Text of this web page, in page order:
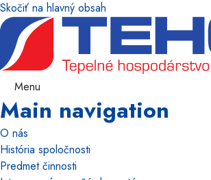
Skočiť na hlavný obsah
Menu
Main navigation
O nás
História spoločnosti
Predmet činnosti